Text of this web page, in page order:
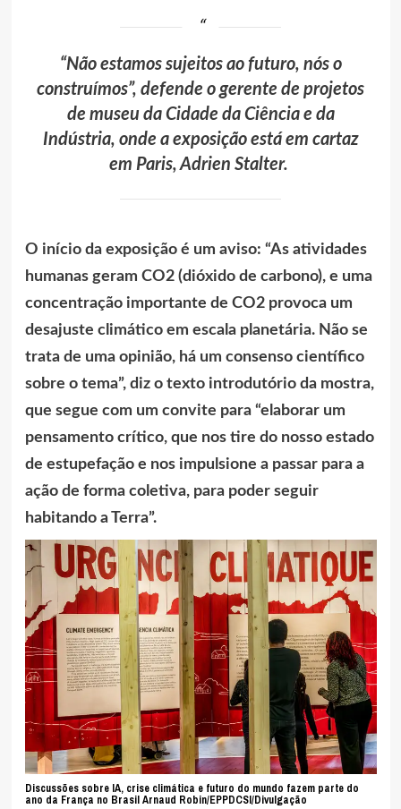
“Não estamos sujeitos ao futuro, nós o
construímos”, defende o gerente de projetos
de museu da Cidade da Ciência e da
Indústria, onde a exposição está em cartaz
em Paris, Adrien Stalter.
O início da exposição é um aviso: “As atividades
humanas geram CO2 (dióxido de carbono), e uma
concentração importante de CO2 provoca um
desajuste climático em escala planetária. Não se
trata de uma opinião, há um consenso científico
sobre o tema”, diz o texto introdutório da mostra,
que segue com um convite para “elaborar um
pensamento crítico, que nos tire do nosso estado
de estupefação e nos impulsione a passar para a
ação de forma coletiva, para poder seguir
habitando a Terra”.
Discussões sobre IA, crise climática e futuro do mundo fazem parte do
ano da França no Brasil Arnaud Robin/EPPDCSI/Divulgação